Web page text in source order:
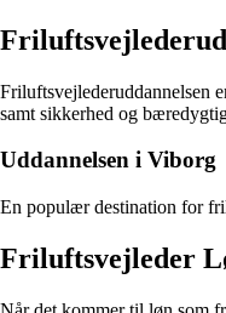
Friluftsvejlederuddannelsen
samt sikkerhed og
Uddannelsen i Viborg
En populær destination for
Friluftsvejleder